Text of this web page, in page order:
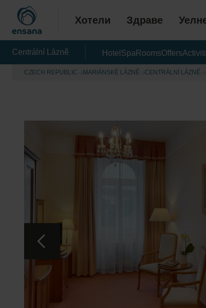
Хотели Здраве
Centrální Lázně Hotel Spa RoomsOffers
CZECH REPUBLIC MARIÁNSKÉ LÁZNĚ CENTRÁLNÍ LÁZNĚ